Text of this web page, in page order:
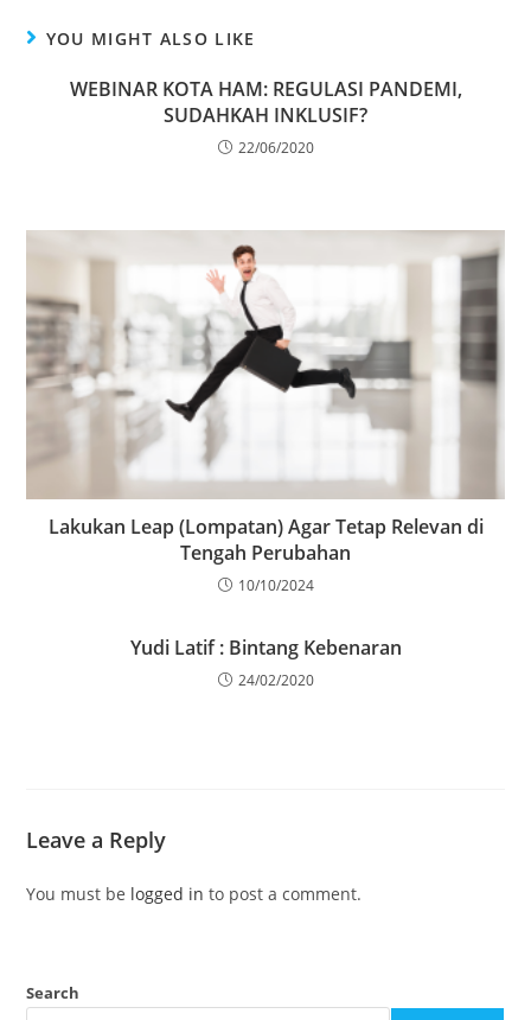
YOU MIGHT ALSO LIKE
WEBINAR KOTA HAM: REGULASI PANDEMI,
SUDAHKAH INKLUSIF?
22/06/2020
Lakukan Leap (Lompatan) Agar Tetap Relevan di
Tengah Perubahan
10/10/2024
Yudi Latif : Bintang Kebenaran
24/02/2020
Leave a Reply
You must be logged in to post a comment.
Search